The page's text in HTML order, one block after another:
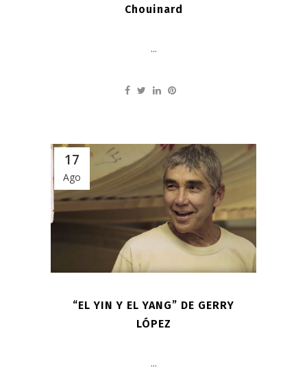
Chouinard
...
17
Ago
“EL YIN Y EL YANG” DE GERRY
LÓPEZ
...